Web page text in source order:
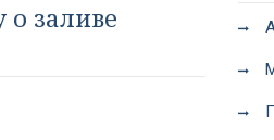
заливе